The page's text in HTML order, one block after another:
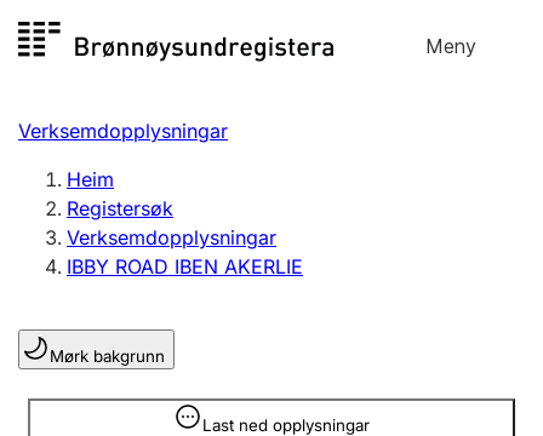
til
Meny
Registersøk
Aksjeselskap
Enkeltpersonføretak
Registrere, endre, slette
Lag og foreining
Registrere, endre, slette
Verksemdopplysningar
Heim
Registersøk
Verksemdopplysningar
IBBY ROAD IBEN AKERLIE
Mørk bakgrunn
Last ned opplysningar
Opplysninger er skjult